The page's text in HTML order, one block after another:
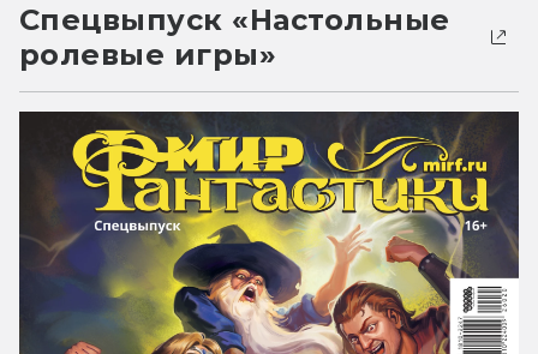
Спецвыпуск «Настольные
ролевые игры»